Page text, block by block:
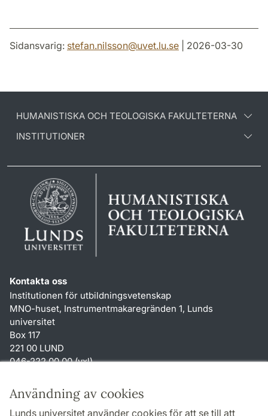
Användning av cookies
Lunds universitet använder cookies för att se till att
Sidansvarig: stefan.nilsson@uvet.lu.se | 2026-03-30
HUMANISTISKA OCH TEOLOGISKA FAKULTETERNA
INSTITUTIONER
Kontakta oss
Institutionen för utbildningsvetenskap
MNO-huset, Instrumentmakaregränden 1, Lunds
universitet
Box 117
221 00 LUND
046-222 00 00 (vxl)